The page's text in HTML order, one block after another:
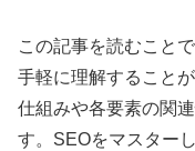
この記事を読むこと
手軽に理解すること
仕組みや各要素の関
す。SEOをマスター